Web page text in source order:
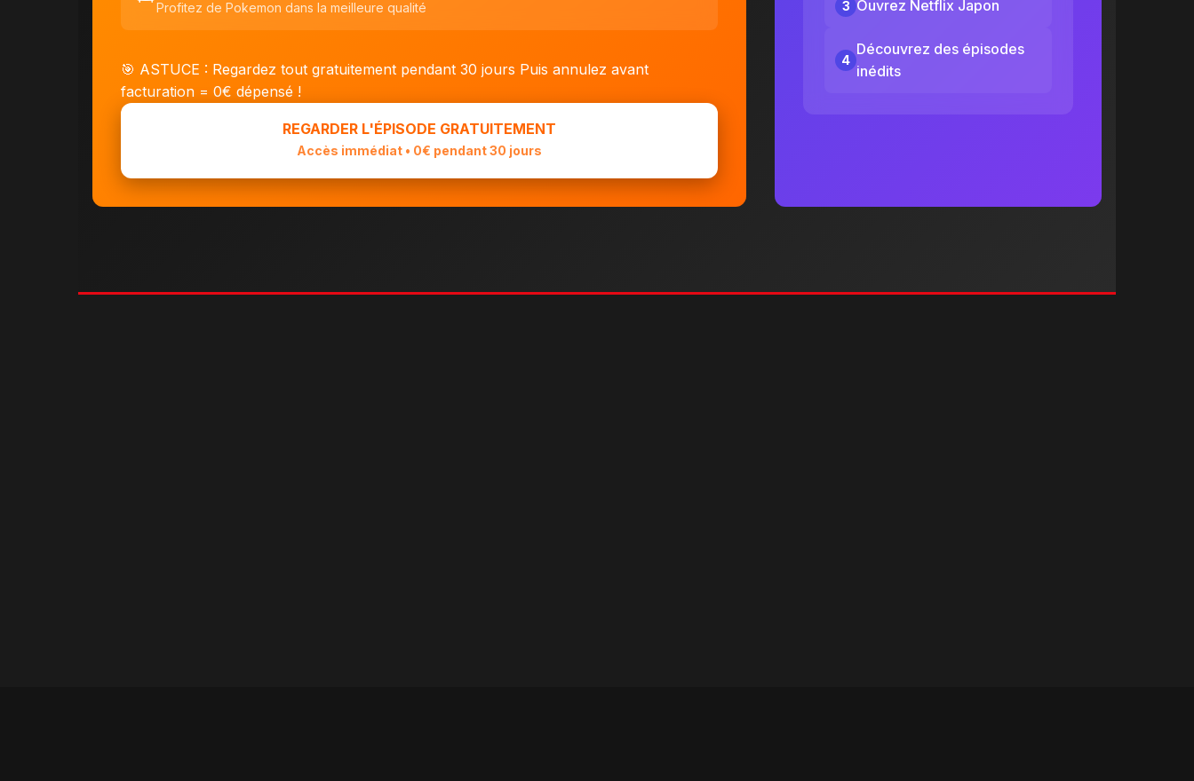
Profitez de Pokemon dans la meilleure qualité
🎯 ASTUCE : Regardez tout gratuitement pendant 30 jours Puis annulez avant
facturation = 0€ dépensé !
REGARDER L'ÉPISODE GRATUITEMENT
Accès immédiat • 0€ pendant 30 jours
3 Ouvrez Netflix Japon
4
Découvrez des épisodes
inédits